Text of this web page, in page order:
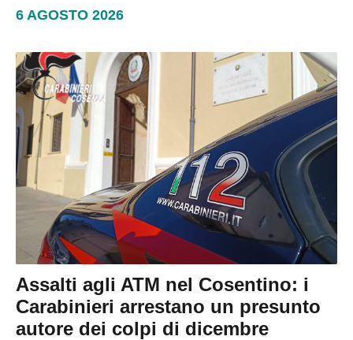
6 AGOSTO 2026
Assalti agli ATM nel Cosentino: i
Carabinieri arrestano un presunto
autore dei colpi di dicembre